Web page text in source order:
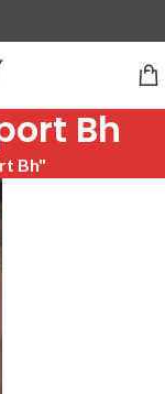
Bh
Bh"